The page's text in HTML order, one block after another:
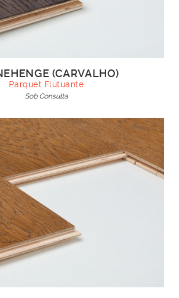
(CARVALHO)
Parquet Flutuante
Sob Consulta